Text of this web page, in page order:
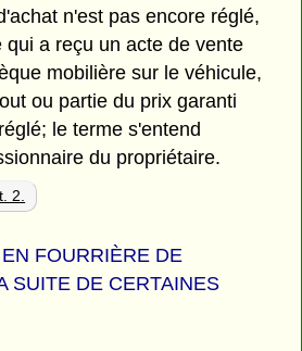
n'est pas encore réglé,
qui a reçu un acte de vente
mobilière sur le véhicule,
ou partie du prix garanti
le terme s'entend
du propriétaire.
2.
FOURRIÈRE DE
SUITE DE CERTAINES